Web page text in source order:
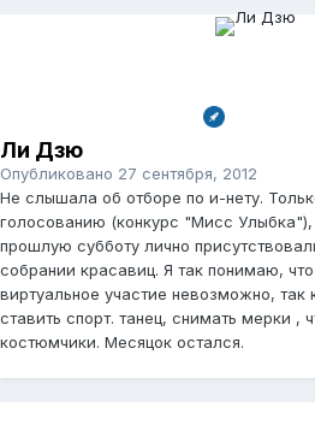
Ли Дзю
Опубликовано 27 сентября, 2012
Не слышала об отборе по и-нету.
голосованию (конкурс "Мисс
прошлую субботу лично
собрании красавиц. Я так понимаю,
виртуальное участие невозможно, так
ставить спорт. танец, снимать мерки ,
костюмчики. Месяцок остался.